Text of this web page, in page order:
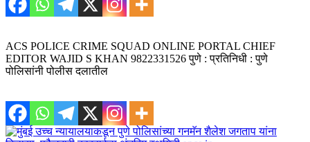
ACS POLICE CRIME SQUAD ONLINE PORTAL CHIEF
EDITOR WAJID S KHAN 9822331526 पुणे : प्रतिनिधी : पुणे
पोलिसांनी पोलीस दलातील